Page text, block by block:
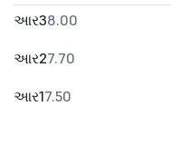
આર38.00
આર27.70
આર17.50